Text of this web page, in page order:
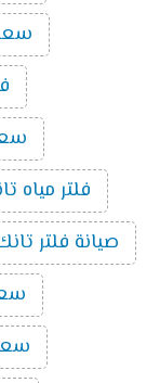
سعر
سعر
فلتر مياه تانك 7
صيانة فلتر تانك 7
سعر
سعر